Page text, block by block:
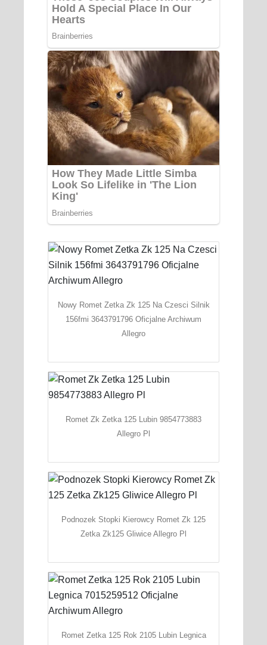
Nowy Romet Zetka Zk 125 Na Czesci Silnik
156fmi 3643791796 Oficjalne Archiwum
Allegro
Romet Zk Zetka 125 Lubin 9854773883
Allegro Pl
Podnozek Stopki Kierowcy Romet Zk 125
Zetka Zk125 Gliwice Allegro Pl
Romet Zetka 125 Rok 2105 Lubin Legnica